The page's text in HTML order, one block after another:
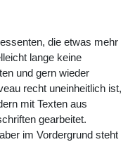
die etwas mehr
lange keine
und gern wieder
recht uneinheitlich ist,
mit Texten aus
gearbeitet.
im Vordergrund steht